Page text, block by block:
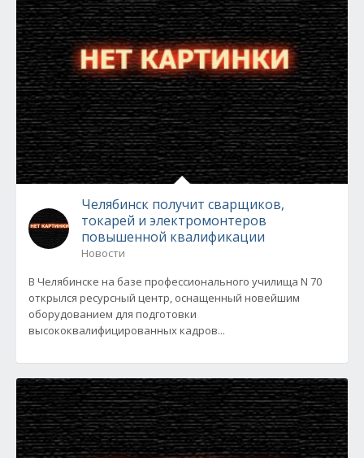
Челябинск получит сварщиков,
токарей и электромонтеров
повышенной квалификации
Новости
В Челябинске на базе профессионального училища N 70
открылся ресурсный центр, оснащенный новейшим
оборудованием для подготовки
высококвалифицированных кадров...